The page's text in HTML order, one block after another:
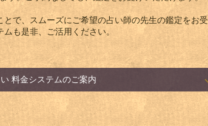
で、スムーズにご希望の占い師の先生の鑑定をお受
も是非、ご活用ください。
料金システムのご案内